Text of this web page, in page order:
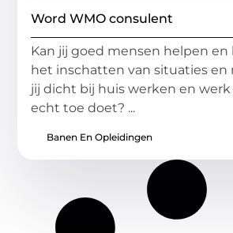
Word WMO consulent
Kan jij goed mensen helpen en
het inschatten van situaties en
jij dicht bij huis werken en
echt toe doet? ...
Banen En Opleidingen